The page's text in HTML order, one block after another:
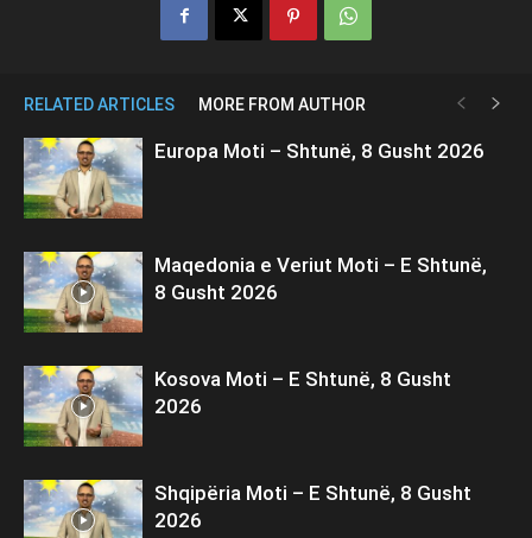
RELATED ARTICLES MORE FROM AUTHOR
Europa Moti – Shtunë, 8 Gusht 2026
Maqedonia e Veriut Moti – E Shtunë,
8 Gusht 2026
Kosova Moti – E Shtunë, 8 Gusht
2026
Shqipëria Moti – E Shtunë, 8 Gusht
2026